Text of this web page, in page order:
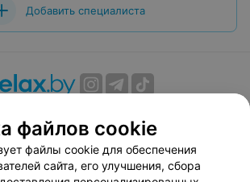
Добавить специалиста
договор
Способы оплаты
договор по использованию сервиса
«Афиша»
файлов cookie
файлы cookie для обеспечения
сайта, его улучшения, сбора